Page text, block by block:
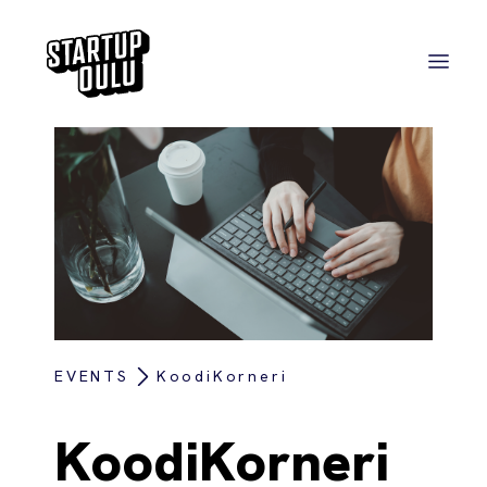
EVENTS KoodiKorneri
KoodiKorneri